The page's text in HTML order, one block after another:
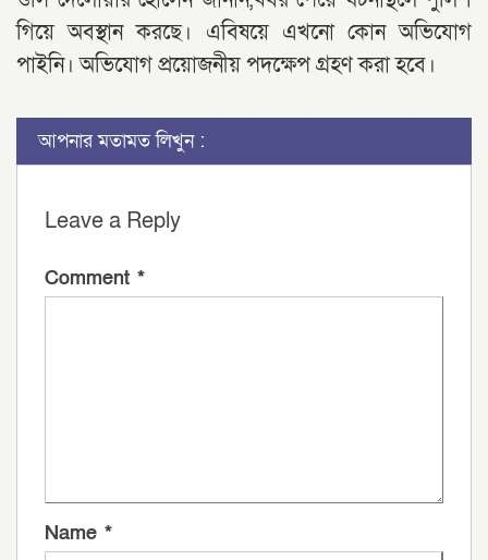
গিয়ে অবস্থান করছে। এবিষয়ে এখনো কোন অভিযোগ
পাইনি। অভিযোগ প্রয়োজনীয় পদক্ষেপ গ্রহণ করা হবে।
আপনার মতামত লিখুন :
Leave a Reply
Comment *
Name *